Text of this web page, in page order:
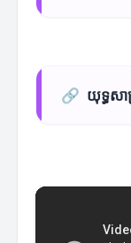
🔗 យុទ្ធសា